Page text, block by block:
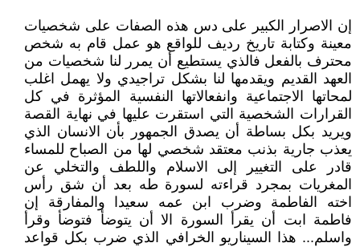
إن الاصرار الكبير على دس هذه الصفات على شخصيات
معينة وكتابة تاريخ رديف للواقع هو عمل قام به شخص
محترف بالفعل فالذي يستطيع أن يمرر لنا شخصيات من
العهد القديم ويقدمها لنا بشكل تراجيدي ولا يهمل اغلب
لمحاتها الاجتماعية وانفعالاتها النفسية المؤثرة في كل
القرارات الشخصية التي استقرت عليها في نهاية القصة
ويريد بكل بساطة أن يصدق الجمهور بأن الانسان الذي
يعذب جارية بذنب معتقد شخصي لها من الصباح للمساء
قادر على التغيير إلى الاسلام واللطف والتخلي عن
المغريات بمجرد قراءته لسورة طه بعد أن شق رأس
اخته الفاطمة وضرب ابن عمه سعيدا والمفارقة إن
فاطمة ابت أن يقرأ السورة الا أن يتوضأ فتوضأ وقرأ
واسلم... هذا السيناريو الخرافي الذي ضرب بكل قواعد